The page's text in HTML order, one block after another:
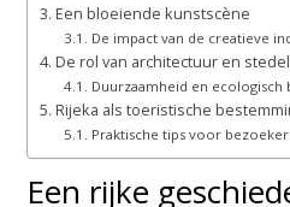
Een bloeiende kunstscène
De impact van de creatieve
De rol van architectuur en
Duurzaamheid en ecologisch
Rijeka als toeristische
Praktische tips voor
Een rijke